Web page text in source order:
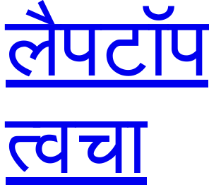
लैपटॉप
त्वचा